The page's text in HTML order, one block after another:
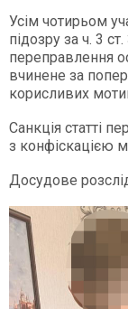
Усім чотирьом
підозру за ч. 3
переправлення
вчинене за
корисливих
Санкція статті
з конфіскацією
Досудове